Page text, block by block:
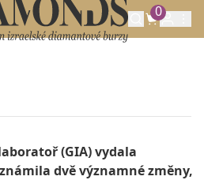
0
HODNOCENÍ
(GIA) vydala
dvě významné změny,